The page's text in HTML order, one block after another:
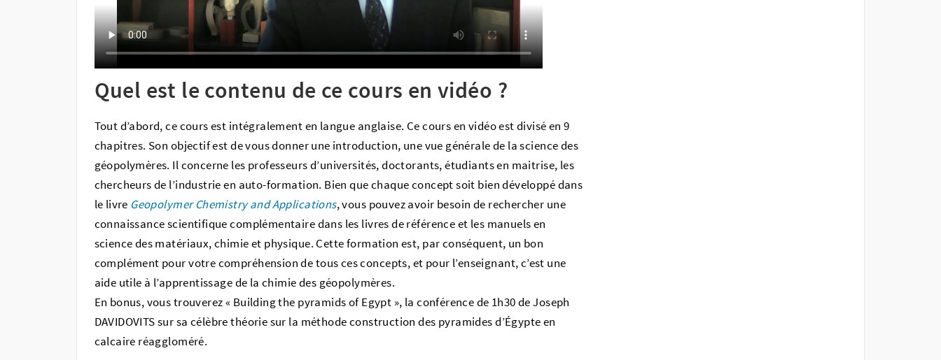
Quel est le contenu de ce cours en vidéo ?
Tout d’abord, ce cours est intégralement en langue anglaise. Ce cours en vidéo est divisé en 9
chapitres. Son objectif est de vous donner une introduction, une vue générale de la science des
géopolymères. Il concerne les professeurs d’universités, doctorants, étudiants en maitrise, les
chercheurs de l’industrie en auto-formation. Bien que chaque concept soit bien développé dans
le livre Geopolymer Chemistry and Applications, vous pouvez avoir besoin de rechercher une
connaissance scientifique complémentaire dans les livres de référence et les manuels en
science des matériaux, chimie et physique. Cette formation est, par conséquent, un bon
complément pour votre compréhension de tous ces concepts, et pour l’enseignant, c’est une
aide utile à l’apprentissage de la chimie des géopolymères.
En bonus, vous trouverez « Building the pyramids of Egypt », la conférence de 1h30 de Joseph
DAVIDOVITS sur sa célèbre théorie sur la méthode construction des pyramides d’Égypte en
calcaire réaggloméré.